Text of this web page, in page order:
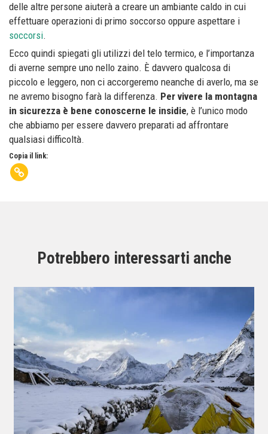
delle altre persone aiuterà a creare un ambiante caldo in cui
effettuare operazioni di primo soccorso oppure aspettare i
soccorsi.
Ecco quindi spiegati gli utilizzi del telo termico, e l’importanza
di averne sempre uno nello zaino. È davvero qualcosa di
piccolo e leggero, non ci accorgeremo neanche di averlo, ma se
ne avremo bisogno farà la differenza. Per vivere la montagna
in sicurezza è bene conoscerne le insidie, è l’unico modo
che abbiamo per essere davvero preparati ad affrontare
qualsiasi difficoltà.
Copia il link:
Potrebbero interessarti anche